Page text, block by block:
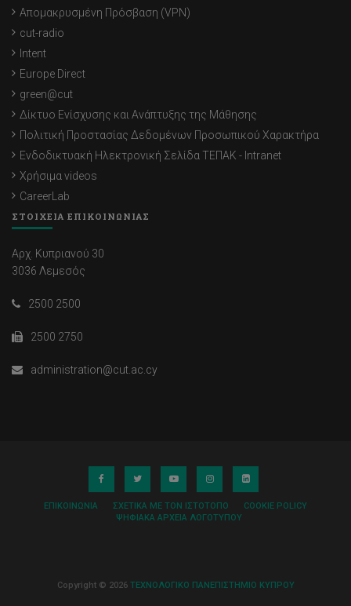
Απομακρυσμένη Πρόσβαση (VPN)
cut-radio
Intent
Europe Direct
green@cut
Δίκτυο Ενίσχυσης και Ανάπτυξης της Μάθησης
Πολιτική Προστασίας Δεδομένων Προσωπικού Χαρακτήρα
Ενδοδικτυακή Ηλεκτρονική Σελίδα ΤΕΠΑΚ - Intranet
Χρήσιμα videos
CareerLab
ΣΤΟΙΧΕΙΑ ΕΠΙΚΟΙΝΩΝΙΑΣ
Αρχ. Κυπριανού 30
3036 Λεμεσός
2500 2500
2500 2750
administration@cut.ac.cy
ΕΠΙΚΟΙΝΩΝΊΑ ΣΧΕΤΙΚΆ ΜΕ ΤΟΝ ΙΣΤΌΤΟΠΟ
COOKIE POLICY
ΨΗΦΙΑΚΆ ΑΡΧΕΊΑ ΛΟΓΌΤΥΠΟΥ
Copyright © 2026 ΤΕΧΝΟΛΟΓΙΚΟ ΠΑΝΕΠΙΣΤΗΜΙΟ ΚΥΠΡΟΥ